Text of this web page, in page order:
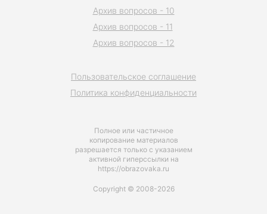
Полное или частичное
копирование материалов
разрешается только с указанием
активной гиперссылки на
https://obrazovaka.ru
Пользовательское соглашение
Политика конфиденциальности
Архив вопросов - 10
Архив вопросов - 11
Архив вопросов - 12
Copyright © 2008-2026